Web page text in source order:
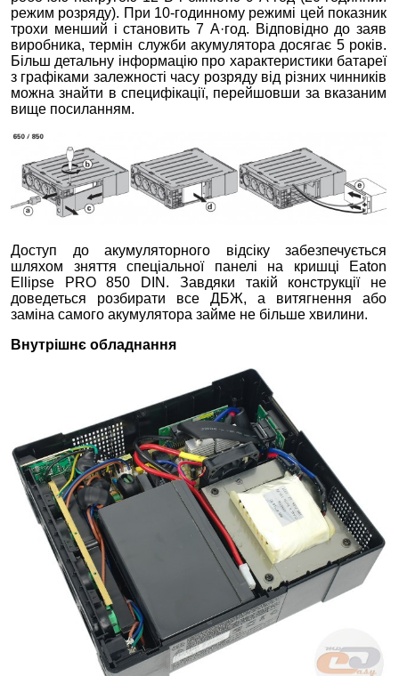
режим розряду). При 10-годинному режимі цей показник
трохи менший і становить 7 А·год. Відповідно до заяв
виробника, термін служби акумулятора досягає 5 років.
Більш детальну інформацію про характеристики батареї
з графіками залежності часу розряду від різних чинників
можна знайти в специфікації, перейшовши за вказаним
вище посиланням.
Доступ до акумуляторного відсіку забезпечується
шляхом зняття спеціальної панелі на кришці Eaton
Ellipse PRO 850 DIN. Завдяки такій конструкції не
доведеться розбирати все ДБЖ, а витягнення або
заміна самого акумулятора займе не більше хвилини.
Внутрішнє обладнання